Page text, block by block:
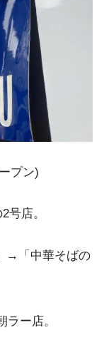
プン)
号店。
→「中華そばの
ー店。